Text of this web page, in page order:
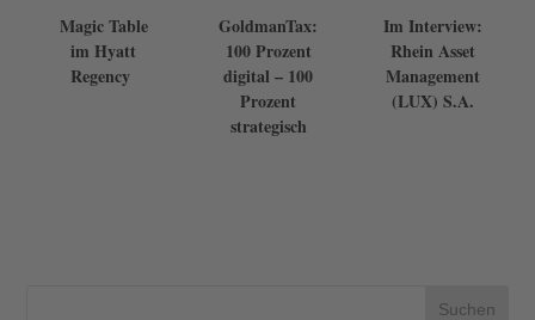
Magic Table
im Hyatt
Regency
GoldmanTax:
100 Prozent
digital – 100
Prozent
strategisch
Im Interview:
Rhein Asset
Management
(LUX) S.A.
Suchen